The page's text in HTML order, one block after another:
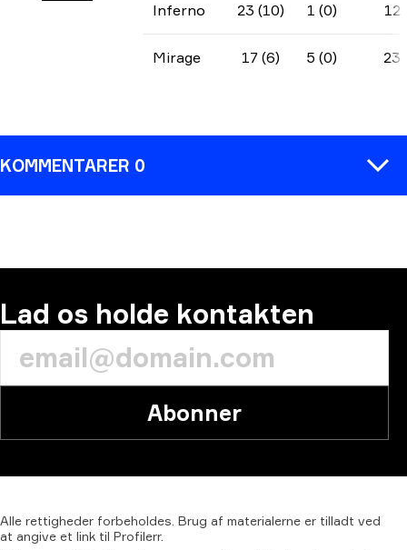
Inferno 23 (10) 1 (0) 12
Mirage 17 (6) 5 (0) 23
KOMMENTARER 0
Lad os holde kontakten
Abonner
Alle rettigheder forbeholdes. Brug af materialerne er tilladt ved
at angive et link til Profilerr.